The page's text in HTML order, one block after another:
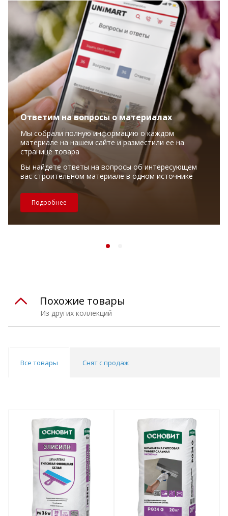
Ответим на вопросы о материалах
Мы собрали полную информацию о каждом
материале на нашем сайте и разместили ее на
странице товара
Вы найдете ответы на вопросы об интересующем
вас строительном материале в одном источнике
Подробнее
Из других коллекций
Похожие товары
Все товары Снят с продаж